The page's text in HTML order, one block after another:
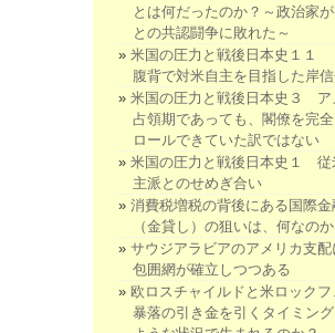
とは何だったのか？～政治家が
との共認闘争に敗れた～
米国の圧力と戦後日本史１
腹背で対米自主を目指した岸信
米国の圧力と戦後日本史３ ア
占領期であっても、閣僚を完全
ロールできていた訳ではない
米国の圧力と戦後日本史１ 従
主派とのせめぎ合い
消費税増税の背後にある国際金
（金貸し）の狙いは、何なのか
サウジアラビアのアメリカ支配
包囲網が確立しつつある
欧ロスチャイルドと米ロック
暴落の引き金を引くタイミン